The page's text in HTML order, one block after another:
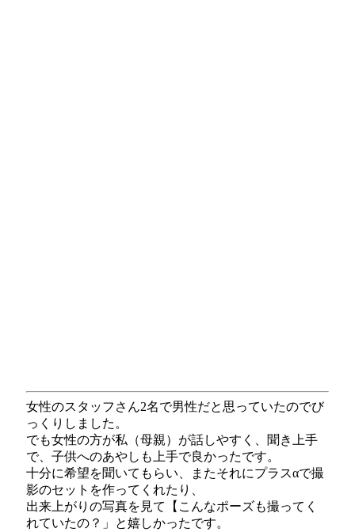
女性のスタッフさん2名で男性だと思っていたのでび
っくりしました。
でも女性の方が私（母親）が話しやすく、聞き上手
で、子供へのあやしも上手で良かったです。
十分に希望を聞いてもらい、またそれにプラスαで撮
影のセットを作ってくれたり、
出来上がりの写真を見て【こんなポーズも撮ってく
れていたの？」と嬉しかったです。